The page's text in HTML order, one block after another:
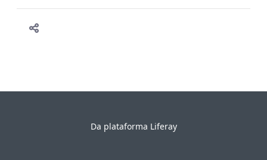
Da plataforma Liferay